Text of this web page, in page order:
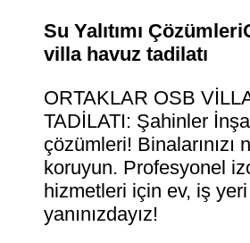
Su Yalıtımı
villa havuz tadilatı
ORTAKLAR OSB
TADİLATI: Şahinler
çözümleri! Binalarınızı
koruyun. Profesyonel
hizmetleri için ev, iş yeri
yanınızdayız!